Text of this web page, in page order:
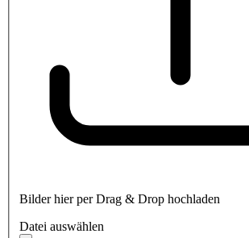
Bilder hier per Drag & Drop hochladen
Datei auswählen